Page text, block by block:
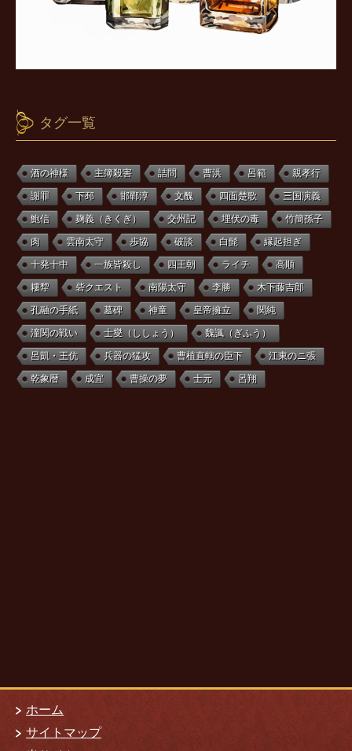
タグ一覧
酒の神様 主簿殺害 詰問 曹洪 呂範 親孝行
謝罪 下邳 邯鄲淳 文醜 四面楚歌 三国演義
鮑信 麹義（きくぎ） 交州記 埋伏の毒 竹簡孫子
肉 雲南太守 歩協 破談 白髭 縁起担ぎ
十発十中 一族皆殺し 四王朝 ライチ 高順
耬犂 砦クエスト 南陽太守 李勝 木下藤吉郎
孔融の手紙 墓碑 神童 皇帝擁立 関純
潼関の戦い 士燮（ししょう） 魏諷（ぎふう）
呂凱・王伉 兵器の猛攻 曹植直轄の臣下 江東のニ張
乾象暦 成宜 曹操の夢 士元 呂翔
ホーム
サイトマップ